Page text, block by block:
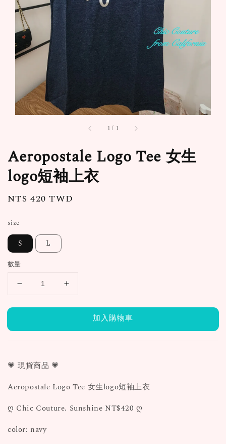
1 / 1
Aeropostale Logo Tee 女生
logo短袖上衣
Regular
NT$ 420 TWD
size
S L
數量
加入購物車
💗 現貨商品 💗
Aeropostale Logo Tee 女生logo短袖上衣
ღ Chic Couture. Sunshine NT$420 ღ
color: navy